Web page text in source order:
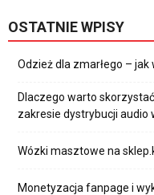
OSTATNIE WPISY
Odzież dla zmarłego – jak
Dlaczego warto
zakresie dystrybucji audio
Wózki masztowe na
Monetyzacja fanpage i